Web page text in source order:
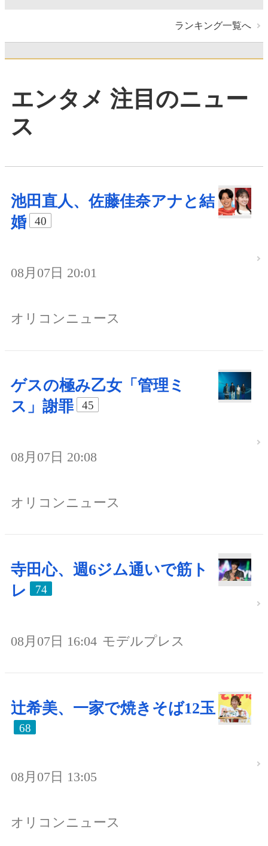
ランキング一覧へ
エンタメ 注目のニュー
ス
池田直人、佐藤佳奈アナと結
婚
40
08月07日 20:01
オリコンニュース
ゲスの極み乙女「管理ミ
ス」謝罪
45
08月07日 20:08
オリコンニュース
寺田心、週6ジム通いで筋ト
レ
74
08月07日 16:04 モデルプレス
辻希美、一家で焼きそば12玉
68
08月07日 13:05
オリコンニュース